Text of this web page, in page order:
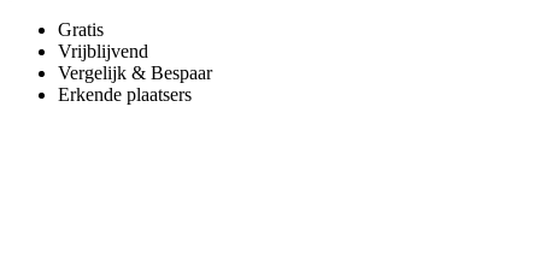
Gratis
Vrijblijvend
Vergelijk & Bespaar
Erkende plaatsers